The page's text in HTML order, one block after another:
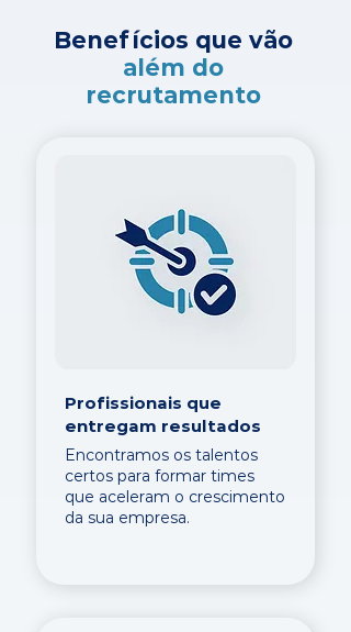
Benefícios que vão
além do
recrutamento
Profissionais que
entregam resultados
Encontramos os talentos
certos para formar times
que aceleram o crescimento
da sua empresa.